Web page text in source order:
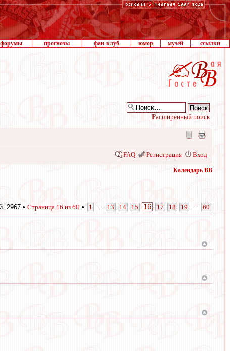
форумы прогнозы фан-клуб юмор музей ссылки
Расширенный поиск
FAQ Регистрация Вход
Календарь ВВ
2967 • Страница 16 из 60 • 1 13 14 15 16 17 18 19 60